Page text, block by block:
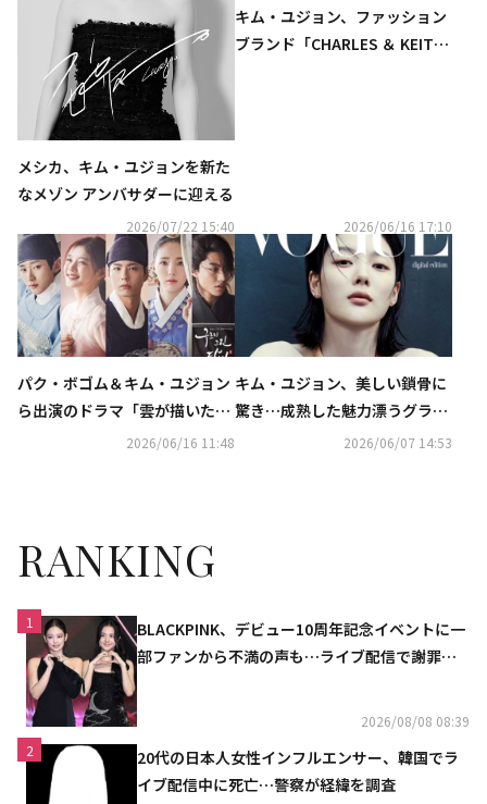
メシカ、キム・ユジョンを新た
なメゾン アンバサダーに迎える
2026/07/22 15:40
キム・ユジョン、ファッション
ブランド「CHARLES ＆ KEIT
2026/06/16 17:10
パク・ボゴム＆キム・ユジョン
ら出演のドラマ「雲が描いた月
明り」放送10周年を記念し特別
2026/06/16 11:48
キム・ユジョン、美しい鎖骨に
驚き…成熟した魅力漂うグラビ
2026/06/07 14:53
RANKING
1
BLACKPINK、デビュー10周年記念イベントに一
部ファンから不満の声も…ライブ配信で謝罪
2026/08/08 08:39
2
20代の日本人女性インフルエンサー、韓国でラ
イブ配信中に死亡…警察が経緯を調査